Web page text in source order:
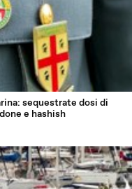
sequestrate dosi di
e hashish